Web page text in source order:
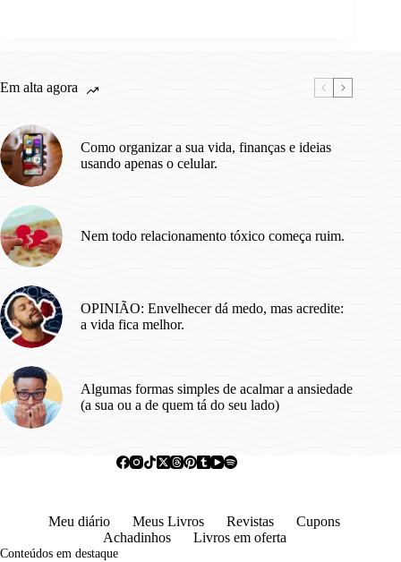
Em alta agora
Como organizar a sua vida, finanças e ideias
usando apenas o celular.
Nem todo relacionamento tóxico começa ruim.
OPINIÃO: Envelhecer dá medo, mas acredite:
a vida fica melhor.
Algumas formas simples de acalmar a ansiedade
(a sua ou a de quem tá do seu lado)
Meu diário Meus Livros Revistas
Cupons
Achadinhos
Livros em oferta
Conteúdos em destaque